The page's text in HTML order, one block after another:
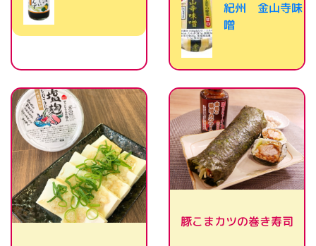
紀州 金山寺味
噌
豚こまカツの巻き寿司